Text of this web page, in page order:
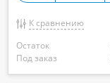
К сравнению
Остаток
Под заказ